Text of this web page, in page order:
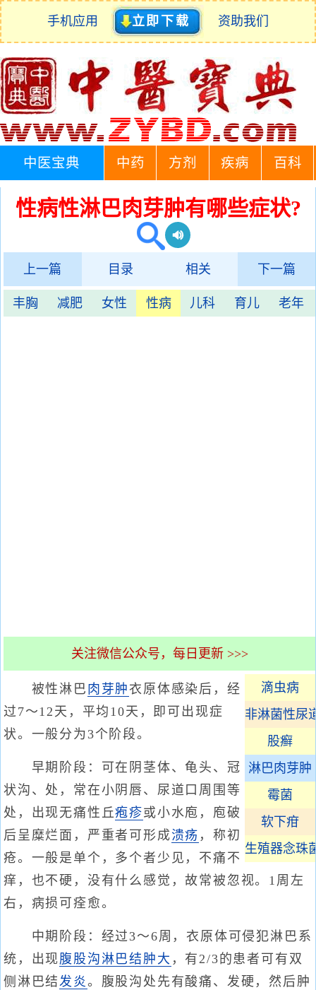
手机应用 立即下载 资助我们
中医宝典 中药 方剂 疾病 百科
性病性淋巴肉芽肿有哪些症状?
上一篇 目录 相关 下一篇
丰胸 减肥 女性 性病 儿科 育儿 老年
关注微信公众号，每日更新 >>>
滴虫病
非淋菌性尿
股癣
淋巴肉芽肿
霉菌
软下疳
生殖器念珠
被性淋巴 肉芽肿衣原体感染后，经
过7～12天，平均10天，即可出现症
状。一般分为3个阶段。
早期阶段：可在阴茎体、龟头、冠
状沟、处，常在小阴唇、尿道口周围等
处，出现无痛性丘疱疹或小水庖，庖破
后呈糜烂面，严重者可形成溃疡 ，称初
疮。一般是单个，多个者少见，不痛不
痒，也不硬，没有什么感觉，故常被忽视。1周左
右，病损可痊愈。
中期阶段：经过3～6周，衣原体可侵犯淋巴系
统，出现 腹股沟淋巴结肿大 ，有2/3的患者可有双
侧淋巴结发炎 。腹股沟处先有酸痛、发硬，然后肿